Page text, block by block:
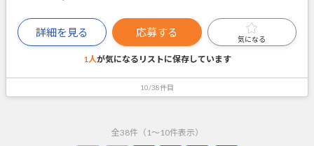
詳細を見る 応募する
気になる
1人が気になるリストに保存しています
10/38件目
全38件（ 1 ～ 10件表示）